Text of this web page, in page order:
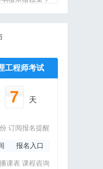
工程师考试
7 天
订阅报名提醒
报名入口
课表 课程咨询